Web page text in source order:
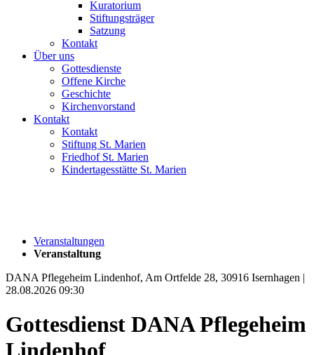
Kuratorium
Stiftungsträger
Satzung
Kontakt
Über uns
Gottesdienste
Offene Kirche
Geschichte
Kirchenvorstand
Kontakt
Kontakt
Stiftung St. Marien
Friedhof St. Marien
Kindertagesstätte St. Marien
Veranstaltungen
Veranstaltung
DANA Pflegeheim Lindenhof, Am Ortfelde 28, 30916 Isernhagen |
28.08.2026 09:30
Gottesdienst DANA Pflegeheim